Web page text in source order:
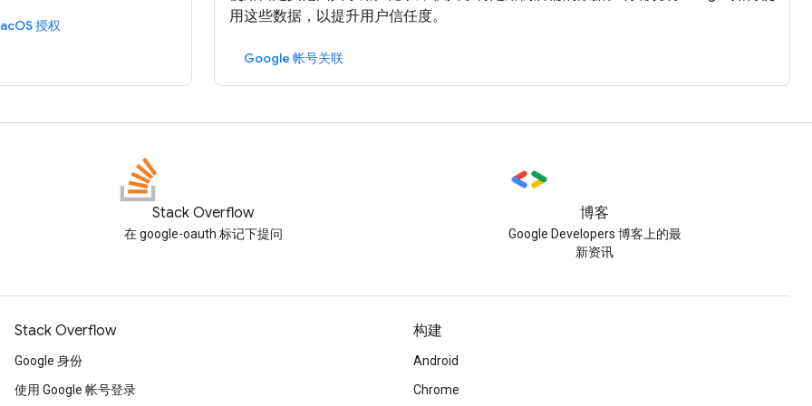
授权
用这些数据，以提升用户信任度。
Google 帐号关联
Stack Overflow
在 google-oauth 标记下提问
博客
Google Developers 博客上的最
新资讯
Stack Overflow
Google 身份
使用 Google 帐号登录
构建
Android
Chrome